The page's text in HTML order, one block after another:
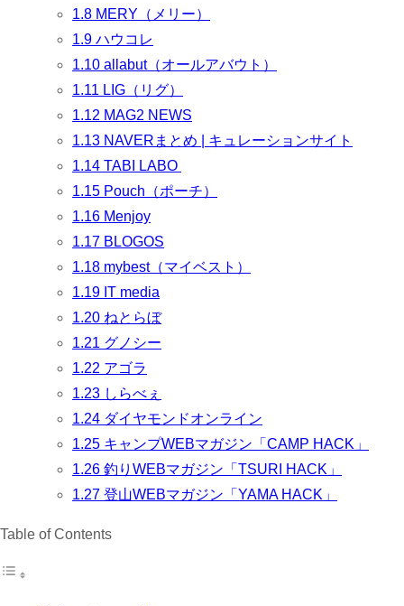
1.8 MERY（メリー）
1.9 ハウコレ
1.10 allabut（オールアバウト）
1.11 LIG（リグ）
1.12 MAG2 NEWS
1.13 NAVERまとめ | キュレーションサイト
1.14 TABI LABO
1.15 Pouch（ポーチ）
1.16 Menjoy
1.17 BLOGOS
1.18 mybest（マイベスト）
1.19 IT media
1.20 ねとらぼ
1.21 グノシー
1.22 アゴラ
1.23 しらべぇ
1.24 ダイヤモンドオンライン
1.25 キャンプWEBマガジン「CAMP HACK」
1.26 釣りWEBマガジン「TSURI HACK」
1.27 登山WEBマガジン「YAMA HACK」
Table of Contents